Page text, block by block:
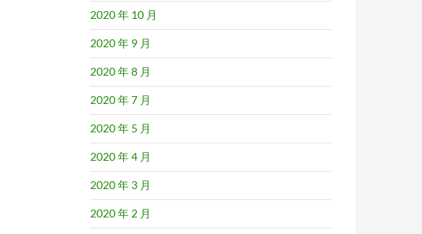
2020 年 10 月
2020 年 9 月
2020 年 8 月
2020 年 7 月
2020 年 5 月
2020 年 4 月
2020 年 3 月
2020 年 2 月